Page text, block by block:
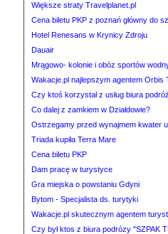
Większe straty Travelplanet.pl
Cena biletu PKP z poznań główny do
Hotel Renesans w Krynicy Zdroju
Dauair
Mrągowo- kolonie i obóz sportów
Wakacje.pl najlepszym agentem Orbis
Czy ktoś korzystał z usług biura
Co dalej z zamkiem w Działdowie?
Ostrzegamy przed wynajmem kwater
Triada kupiła Terra Mare
Cena biletu PKP
Dam pracę w turystyce
Gra miejska o powstaniu Gdyni
Bytom - Specjalista ds. turytyki
Wakacje.pl skutecznym agentem
Czy był ktos z biura podrózy "SZPAK